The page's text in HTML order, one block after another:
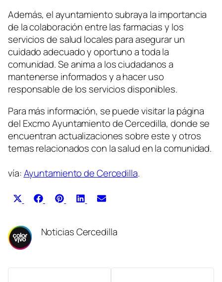
Además, el ayuntamiento subraya la importancia
de la colaboración entre las farmacias y los
servicios de salud locales para asegurar un
cuidado adecuado y oportuno a toda la
comunidad. Se anima a los ciudadanos a
mantenerse informados y a hacer uso
responsable de los servicios disponibles.
Para más información, se puede visitar la página
del Excmo Ayuntamiento de Cercedilla, donde se
encuentran actualizaciones sobre este y otros
temas relacionados con la salud en la comunidad.
vía:Ayuntamiento de Cercedilla.
CompartirCompartir
FacebookCompartir
PinterestCompartir
LinkedInCompartir
Noticias Cercedilla